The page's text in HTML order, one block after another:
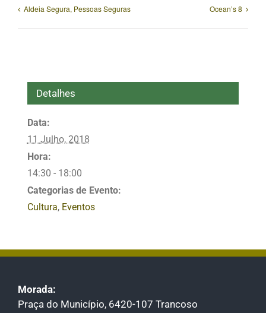
Aldeia Segura, Pessoas Seguras Ocean’s 8
Detalhes
Data:
11 Julho, 2018
Hora:
14:30 - 18:00
Categorias de Evento:
Cultura, Eventos
Morada:
Praça do Município, 6420-107 Trancoso